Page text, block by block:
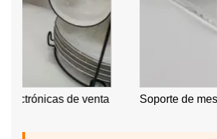
venta Soporte de mesa ESL Tag